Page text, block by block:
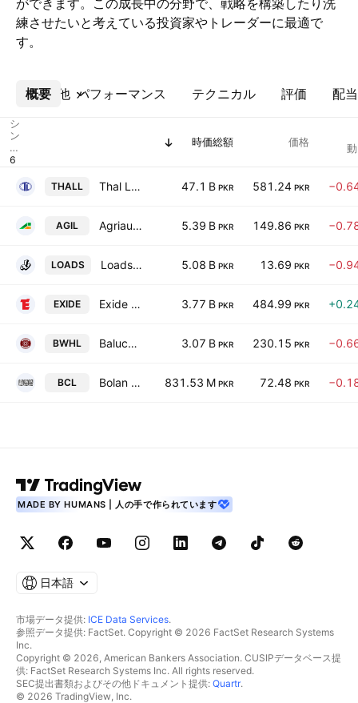
ができます。この成長中の分野で、戦略を構築したり洗
練させたいと考えている投資家やトレーダーに最適で
す。
概要 パフォーマンス テクニカル 評価 配当
その他
シ
ン
ボ
ル
時価総額 価格
THALL Thal Limited 47.1 B PKR 581.24 PKR
AGIL Agriauto Industries Limited 5.39 B PKR 149.86 PKR
LOADS Loads Ltd. 5.08 B PKR 13.69 PKR
EXIDE Exide Pakistan Ltd. 3.77 B PKR 484.99 PKR
BWHL Baluchistan Wheels Limited 3.07 B PKR 230.15 PKR
BCL Bolan Castings Ltd. 831.53 M PKR 72.48 PKR
MADE BY HUMANS | 人の手で作られています
日本語
市場データ提供: ICE Data Services.
参照データ提供: FactSet. Copyright © 2026 FactSet Research Systems
Inc.
Copyright © 2026, American Bankers Association. CUSIPデータベース提
供: FactSet Research Systems Inc. All rights reserved.
SEC提出書類およびその他ドキュメント提供: Quartr.
© 2026 TradingView, Inc.